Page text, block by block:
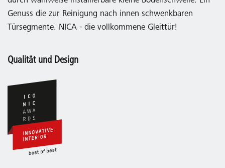
Genuss die zur Reinigung nach innen schwenkbaren
Türsegmente. NICA - die vollkommene Gleittür!
Qualität und Design